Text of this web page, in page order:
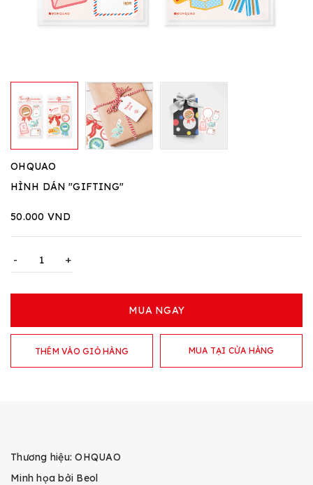
OHQUAO
HÌNH DÁN "GIFTING"
50.000 VND
- +
MUA NGAY
THÊM VÀO GIỎ HÀNG MUA TẠI CỬA HÀNG
Thương hiệu: OHQUAO
Minh họa bởi Beol